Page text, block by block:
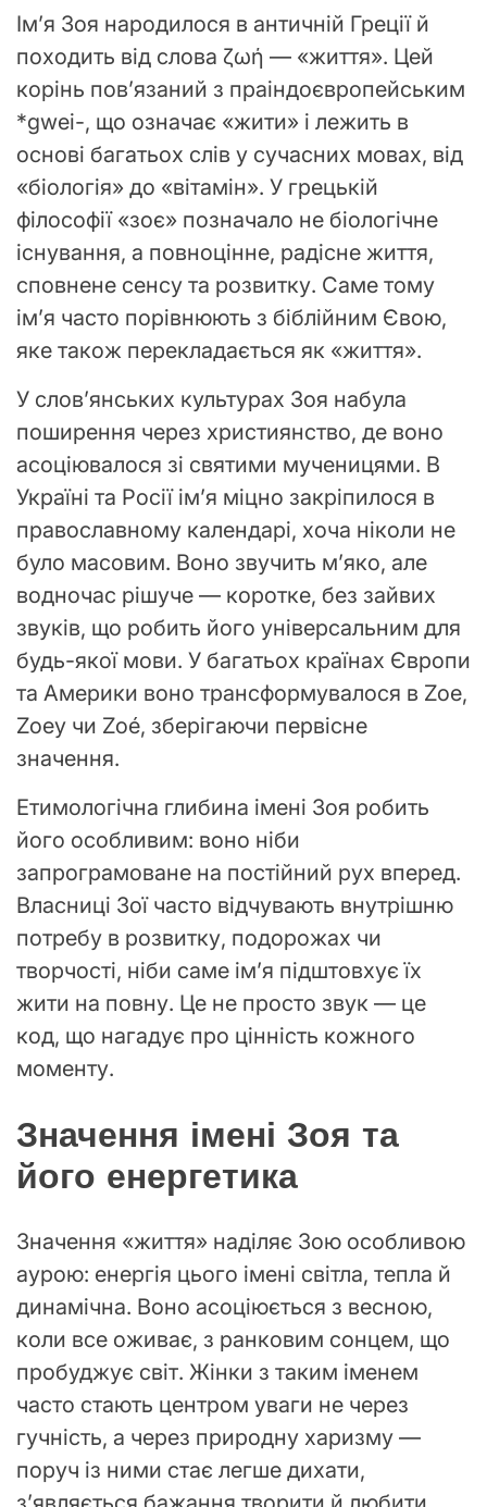
Ім’я Зоя народилося в античній Греції й
походить від слова ζωή — «життя». Цей
корінь пов’язаний з праіндоєвропейським
*gwei-, що означає «жити» і лежить в
основі багатьох слів у сучасних мовах, від
«біологія» до «вітамін». У грецькій
філософії «зоє» позначало не біологічне
існування, а повноцінне, радісне життя,
сповнене сенсу та розвитку. Саме тому
ім’я часто порівнюють з біблійним Євою,
яке також перекладається як «життя».
У слов’янських культурах Зоя набула
поширення через християнство, де воно
асоціювалося зі святими мученицями. В
Україні та Росії ім’я міцно закріпилося в
православному календарі, хоча ніколи не
було масовим. Воно звучить м’яко, але
водночас рішуче — коротке, без зайвих
звуків, що робить його універсальним для
будь-якої мови. У багатьох країнах Європи
та Америки воно трансформувалося в Zoe,
Zoey чи Zoé, зберігаючи первісне
значення.
Етимологічна глибина імені Зоя робить
його особливим: воно ніби
запрограмоване на постійний рух вперед.
Власниці Зої часто відчувають внутрішню
потребу в розвитку, подорожах чи
творчості, ніби саме ім’я підштовхує їх
жити на повну. Це не просто звук — це
код, що нагадує про цінність кожного
моменту.
Значення імені Зоя та
його енергетика
Значення «життя» наділяє Зою особливою
аурою: енергія цього імені світла, тепла й
динамічна. Воно асоціюється з весною,
коли все оживає, з ранковим сонцем, що
пробуджує світ. Жінки з таким іменем
часто стають центром уваги не через
гучність, а через природну харизму —
поруч із ними стає легше дихати,